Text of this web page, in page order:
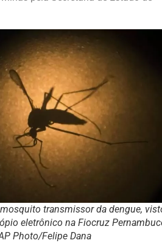
transmissor da dengue,
eletrônico na Fiocruz
Photo/Felipe Dana